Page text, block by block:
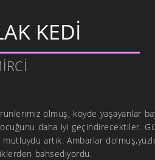
KEDİ
olmuş, köyde yaşayanlar
daha iyi geçindirecektiler.
artık. Ambarlar
bahsediyordu.